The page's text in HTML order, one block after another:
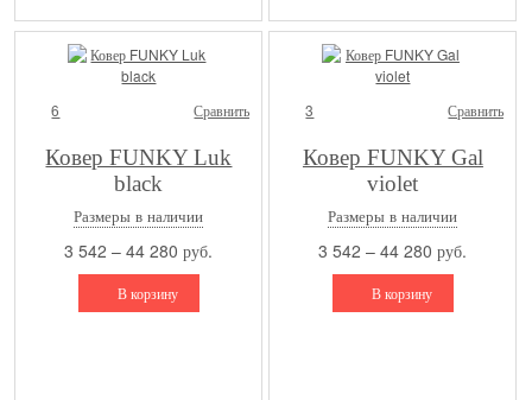
6 Сравнить
Ковер FUNKY Luk
black
Размеры в наличии
3 542 – 44 280 руб.
В корзину
3 Сравнить
Ковер FUNKY Gal
violet
Размеры в наличии
3 542 – 44 280 руб.
В корзину